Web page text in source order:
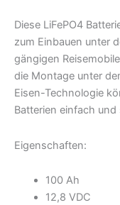
Diese LiFePO4
zum Einbauen unter
gängigen
die Montage unter
Eisen-Technologie
Batterien einfach
Eigenschaften:
100 Ah
12,8 VDC